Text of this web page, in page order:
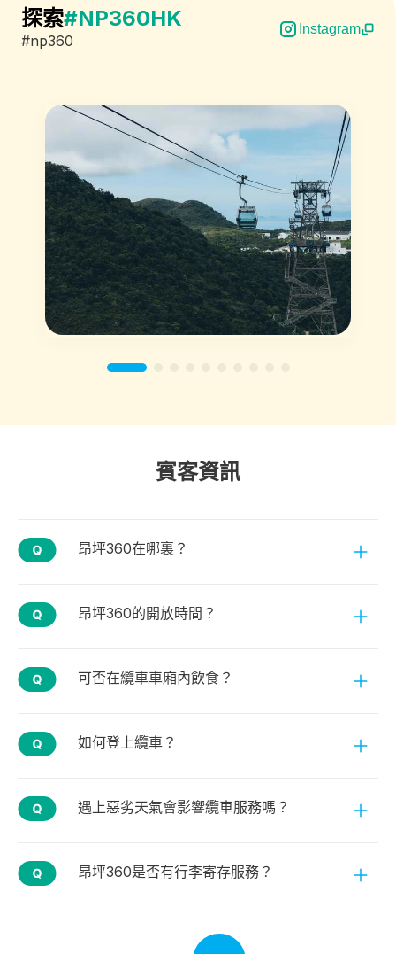
探索#NP360HK
#np360
Instagram
賓客資訊
昂坪360在哪裏？
昂坪360的開放時間？
可否在纜車車廂內飲食？
如何登上纜車？
遇上惡劣天氣會影響纜車服務嗎？
昂坪360是否有行李寄存服務？